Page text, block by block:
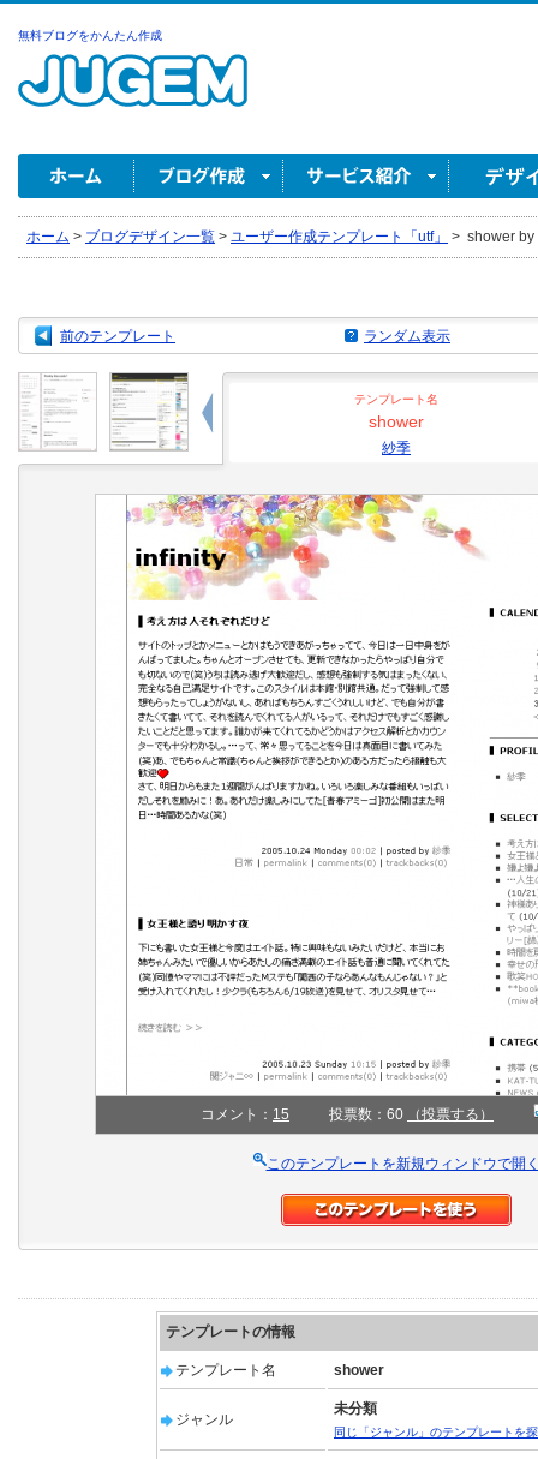
無料ブログをかんたん作成
ホーム > ブログデザイン一覧 > ユーザー作成テンプレート「utf」 > shower by
前のテンプレート ランダム表示
テンプレート名
shower
紗季
コメント： 15 投票数：60 （投票する）
このテンプレートを新規ウィンドウで開
テンプレートの情報
テンプレート名 shower
ジャンル
未分類
同じ「ジャンル」のテンプレートを